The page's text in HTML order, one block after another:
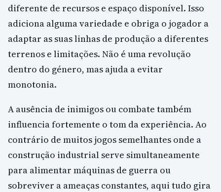
diferente de recursos e espaço disponível. Isso
adiciona alguma variedade e obriga o jogador a
adaptar as suas linhas de produção a diferentes
terrenos e limitações. Não é uma revolução
dentro do género, mas ajuda a evitar
monotonia.
A ausência de inimigos ou combate também
influencia fortemente o tom da experiência. Ao
contrário de muitos jogos semelhantes onde a
construção industrial serve simultaneamente
para alimentar máquinas de guerra ou
sobreviver a ameaças constantes, aqui tudo gira